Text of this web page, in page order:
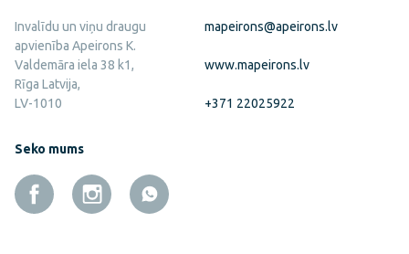
Invalīdu un viņu draugu
apvienība Apeirons K.
Valdemāra iela 38 k1,
Rīga Latvija,
LV-1010
mapeirons@apeirons.lv
www.mapeirons.lv
+371 22025922
Seko mums